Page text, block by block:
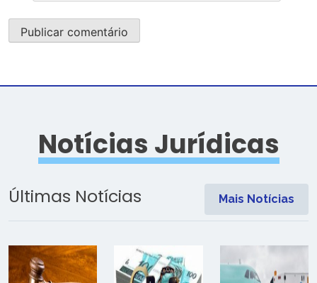
Notícias Jurídicas
Últimas Notícias Mais Notícias